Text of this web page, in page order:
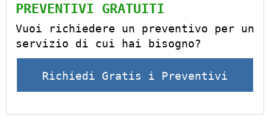
PREVENTIVI GRATUITI
Vuoi richiedere un preventivo per un
servizio di cui hai bisogno?
Richiedi Gratis i Preventivi